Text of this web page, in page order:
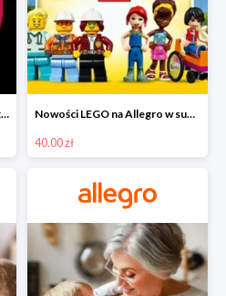
Prezenty na Walentynki w Allegro do -60% Nowości LEGO na Allegro w super cenach od 40 zł
40.00 zł